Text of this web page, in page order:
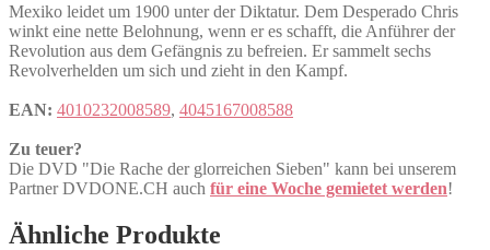
Mexiko leidet um 1900 unter der Diktatur. Dem Desperado Chris
winkt eine nette Belohnung, wenn er es schafft, die Anführer der
Revolution aus dem Gefängnis zu befreien. Er sammelt sechs
Revolverhelden um sich und zieht in den Kampf.
EAN: 4010232008589, 4045167008588
Zu teuer?
Die DVD "Die Rache der glorreichen Sieben" kann bei unserem
Partner DVDONE.CH auch für eine Woche gemietet werden!
Ähnliche Produkte